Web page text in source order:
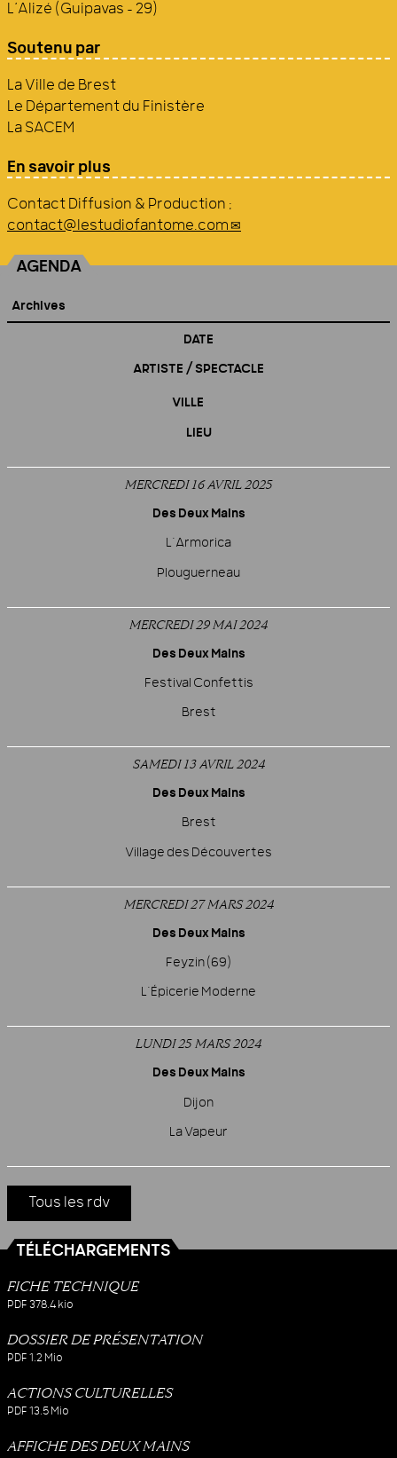
L’Alizé (Guipavas - 29)
Soutenu par
La Ville de Brest
Le Département du Finistère
La SACEM
En savoir plus
Contact Diffusion & Production :
contact@lestudiofantome.com
AGENDA
Archives
DATE
ARTISTE / SPECTACLE
VILLE
LIEU
MERCREDI 16 AVRIL 2025
Des Deux Mains
L’Armorica
Plouguerneau
MERCREDI 29 MAI 2024
Des Deux Mains
Festival Confettis
Brest
SAMEDI 13 AVRIL 2024
Des Deux Mains
Brest
Village des Découvertes
MERCREDI 27 MARS 2024
Des Deux Mains
Feyzin (69)
L’Épicerie Moderne
LUNDI 25 MARS 2024
Des Deux Mains
Dijon
La Vapeur
Tous les rdv
TÉLÉCHARGEMENTS
FICHE TECHNIQUE
PDF 378.4 kio
DOSSIER DE PRÉSENTATION
PDF 1.2 Mio
ACTIONS CULTURELLES
PDF 13.5 Mio
AFFICHE DES DEUX MAINS